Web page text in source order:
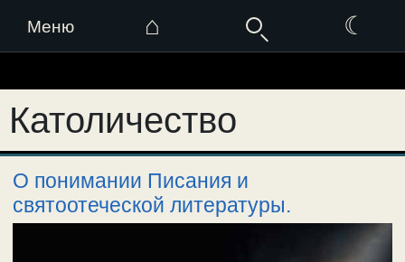
Меню ⌂ ☾
к
содержимому
Католичество
О понимании Писания и
святоотеческой литературы.